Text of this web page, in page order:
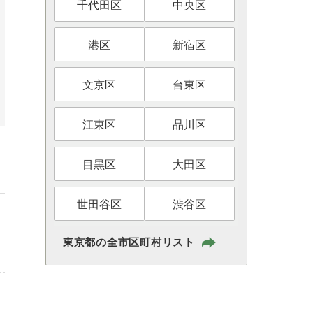
千代田区 中央区
港区 新宿区
文京区 台東区
江東区 品川区
目黒区 大田区
世田谷区 渋谷区
東京都の全市区町村リスト